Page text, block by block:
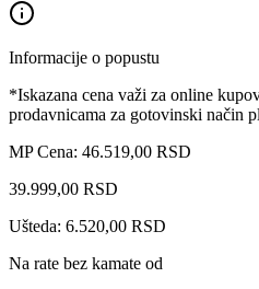
Informacije o popustu
*Iskazana cena važi za online
prodavnicama za gotovinski način
MP Cena: 46.519,00 RSD
39.999,00 RSD
Ušteda: 6.520,00 RSD
Na rate bez kamate od